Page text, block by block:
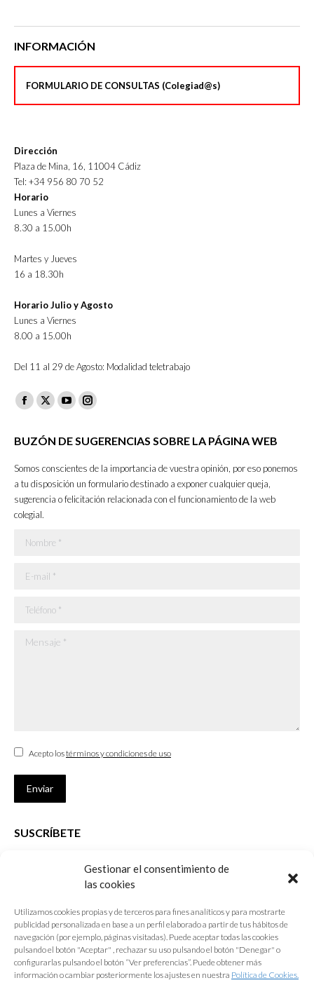
Gestionar el consentimiento de
las cookies
Utilizamos cookies propias y de terceros para fines analíticos y para mostrarte
publicidad personalizada en base a un perfil elaborado a partir de tus hábitos de
navegación (por ejemplo, páginas visitadas). Puede aceptar todas las cookies
pulsando el botón "Aceptar" , rechazar su uso pulsando el botón "Denegar" o
configurarlas pulsando el botón “Ver preferencias”. Puede obtener más
información o cambiar posteriormente los ajustes en nuestra Política de Cookies.
INFORMACIÓN
FORMULARIO DE CONSULTAS (Colegiad@s)
Dirección
Plaza de Mina, 16, 11004 Cádiz
Tel: +34 956 80 70 52
Horario
Lunes a Viernes
8.30 a 15.00h
Martes y Jueves
16 a 18.30h
Horario Julio y Agosto
Lunes a Viernes
8.00 a 15.00h
Del 11 al 29 de Agosto: Modalidad teletrabajo
Facebook
opens
new
window
X
opens
new
window
YouTube
opens
new
window
Instagram
opens
in
new
window
BUZÓN DE SUGERENCIAS SOBRE LA PÁGINA WEB
Somos conscientes de la importancia de vuestra opinión, por eso ponemos
a tu disposición un formulario destinado a exponer cualquier queja,
sugerencia o felicitación relacionada con el funcionamiento de la web
colegial.
Nombre *
E-mail *
Teléfono *
Mensaje *
Acepto lostérminos y condiciones de uso
Enviar
SUSCRÍBETE
que desarrolla el Colegio de Arquitectos de Cádiz
E-mail *
Acepto lostérminos y condiciones de uso